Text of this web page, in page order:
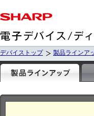
デバイストップ 製品ラインア